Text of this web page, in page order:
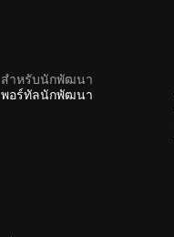
สำหรับนักพัฒนา
พอร์ทัลนักพัฒนา